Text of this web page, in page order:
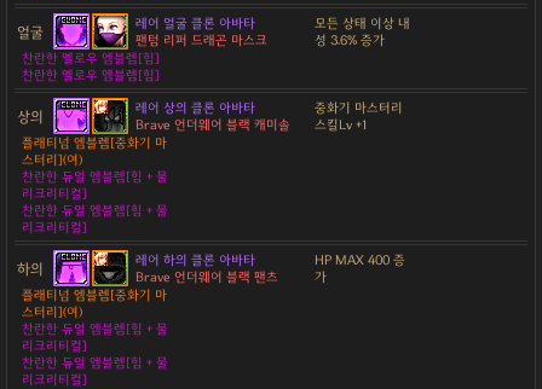
얼굴
레어 얼굴 클론 아바타
팬텀 리퍼 드래곤 마스크
모든 상태 이상 내
성 3.6% 증가
찬란한 옐로우 엠블렘[힘]
찬란한 옐로우 엠블렘[힘]
상의
레어 상의 클론 아바타
Brave 언더웨어 블랙 캐미솔
중화기 마스터리
스킬Lv +1
플래티넘 엠블렘[중화기 마
스터리](여)
찬란한 듀얼 엠블렘[힘 + 물
리크리티컬]
찬란한 듀얼 엠블렘[힘 + 물
리크리티컬]
하의
레어 하의 클론 아바타
Brave 언더웨어 블랙 팬츠
HP MAX 400 증
가
플래티넘 엠블렘[중화기 마
스터리](여)
찬란한 듀얼 엠블렘[힘 + 물
리크리티컬]
찬란한 듀얼 엠블렘[힘 + 물
리크리티컬]